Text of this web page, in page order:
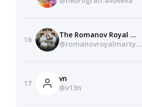
16
The Romanov Royal Martyrs
@romanovroyalmartyrs
17
vn
@v13n